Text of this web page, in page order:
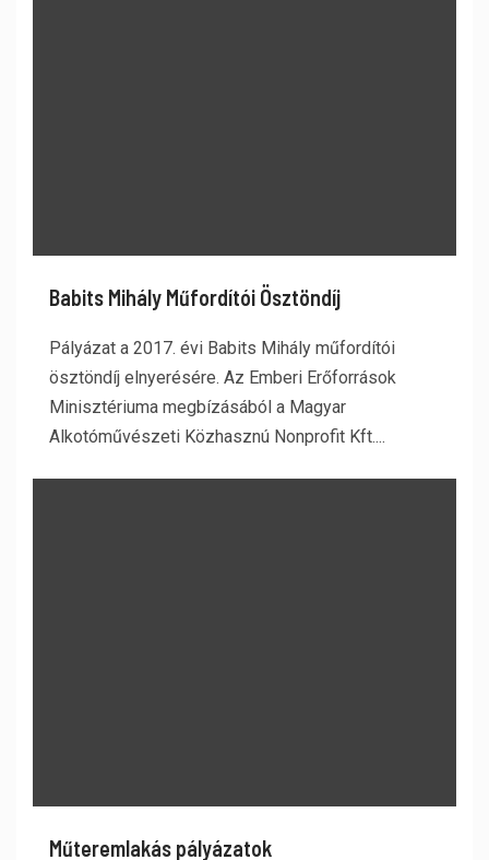
Babits Mihály Műfordítói Ösztöndíj
Pályázat a 2017. évi Babits Mihály műfordítói
ösztöndíj elnyerésére. Az Emberi Erőforrások
Minisztériuma megbízásából a Magyar
Alkotóművészeti Közhasznú Nonprofit Kft....
Műteremlakás pályázatok